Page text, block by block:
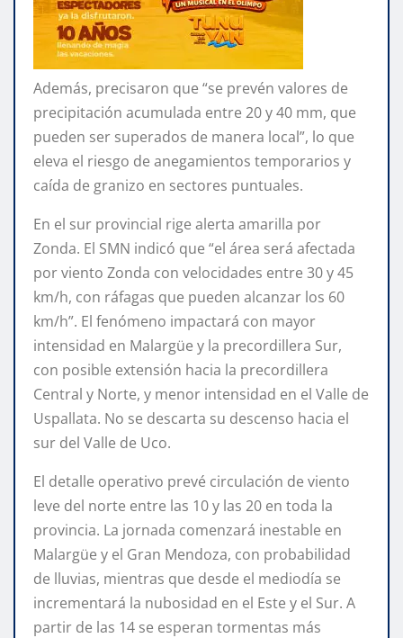
Además, precisaron que “se prevén valores de
precipitación acumulada entre 20 y 40 mm, que
pueden ser superados de manera local”, lo que
eleva el riesgo de anegamientos temporarios y
caída de granizo en sectores puntuales.
En el sur provincial rige alerta amarilla por
Zonda. El SMN indicó que “el área será afectada
por viento Zonda con velocidades entre 30 y 45
km/h, con ráfagas que pueden alcanzar los 60
km/h”. El fenómeno impactará con mayor
intensidad en Malargüe y la precordillera Sur,
con posible extensión hacia la precordillera
Central y Norte, y menor intensidad en el Valle de
Uspallata. No se descarta su descenso hacia el
sur del Valle de Uco.
El detalle operativo prevé circulación de viento
leve del norte entre las 10 y las 20 en toda la
provincia. La jornada comenzará inestable en
Malargüe y el Gran Mendoza, con probabilidad
de lluvias, mientras que desde el mediodía se
incrementará la nubosidad en el Este y el Sur. A
partir de las 14 se esperan tormentas más